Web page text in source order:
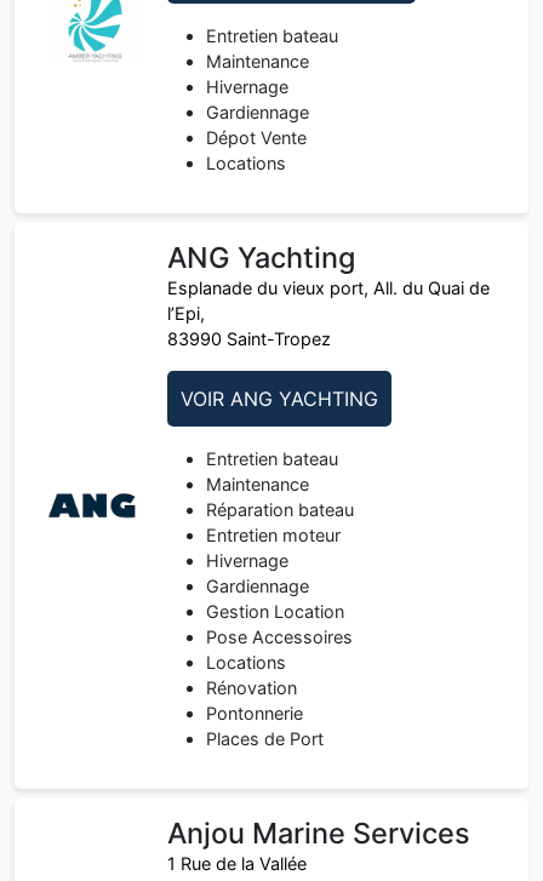
Entretien bateau
Maintenance
Hivernage
Gardiennage
Dépot Vente
Locations
ANG Yachting
Esplanade du vieux port, All. du Quai de
l’Epi,
83990 Saint-Tropez
VOIR ANG YACHTING
Entretien bateau
Maintenance
Réparation bateau
Entretien moteur
Hivernage
Gardiennage
Gestion Location
Pose Accessoires
Locations
Rénovation
Pontonnerie
Places de Port
Anjou Marine Services
1 Rue de la Vallée